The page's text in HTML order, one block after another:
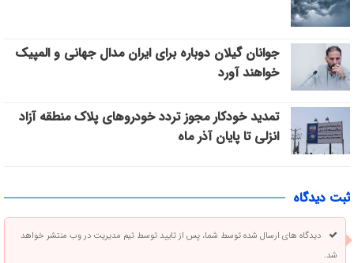
جوانان گیلان دوباره برای ایران مدال جهانی و المپیک
خواهند آورد
تمدید خودکار مجوز تردد خودروهای پلاک منطقه آزاد
انزلی تا پایان آذر ماه
ثبت دیدگاه
دیدگاه های ارسال شده توسط شما، پس از تایید توسط تیم مدیریت در وب منتشر خواهد
شد.